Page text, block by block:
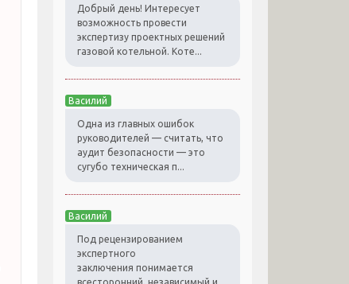
Добрый день! Интересует
возможность провести
экспертизу проектных решений
газовой котельной. Коте...
Василий
Одна из главных ошибок
руководителей — считать, что
аудит безопасности — это
сугубо техническая п...
Василий
Под рецензированием
экспертного
заключения понимается